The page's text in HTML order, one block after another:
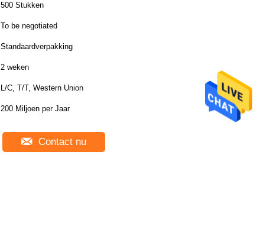
500 Stukken
To be negotiated
Standaardverpakking
2 weken
L/C, T/T, Western Union
200 Miljoen per Jaar
Contact nu